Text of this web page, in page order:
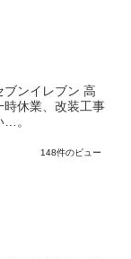
ブンイレブン 高
時休業、改装工事
…。
148件のビュー